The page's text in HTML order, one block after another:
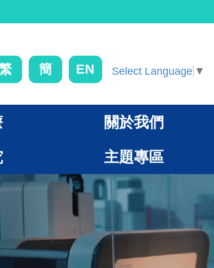
簡 EN Select Language ▼
關於我們
主題專區